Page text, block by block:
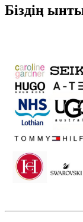
Біздің